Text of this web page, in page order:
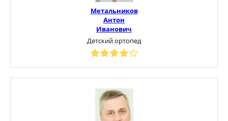
Метальников
Антон
Иванович
Детский ортопед